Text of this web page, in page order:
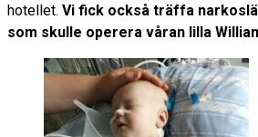
hotellet. Vi fick också träffa
som skulle operera våran lilla